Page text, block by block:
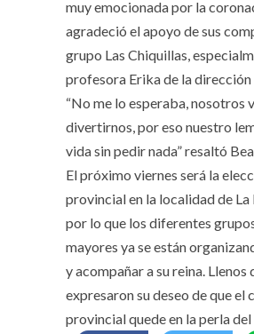
muy emocionada por la
agradeció el apoyo de sus
grupo Las Chiquillas,
profesora Erika de la
“No me lo esperaba, nosotros
divertirnos, por eso nuestro
vida sin pedir nada” resaltó
El próximo viernes será la
provincial en la localidad de
por lo que los diferentes
mayores ya se están
y acompañar a su reina. Llenos
expresaron su deseo de que el
provincial quede en la perla